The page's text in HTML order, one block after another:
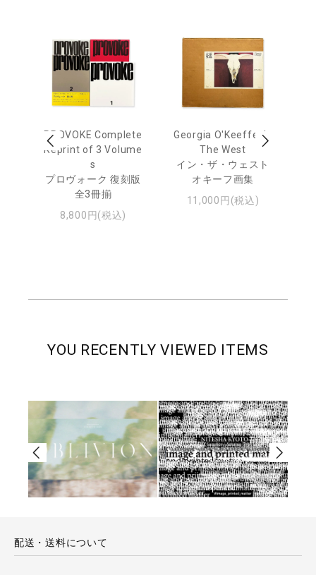
PROVOKE Complete
Reprint of 3 Volume
s
プロヴォーク 復刻版
全3冊揃
8,800円(税込)
Georgia O'Keeffe: In
The West
イン・ザ・ウェスト
オキーフ画集
11,000円(税込)
YOU RECENTLY VIEWED ITEMS
配送・送料について